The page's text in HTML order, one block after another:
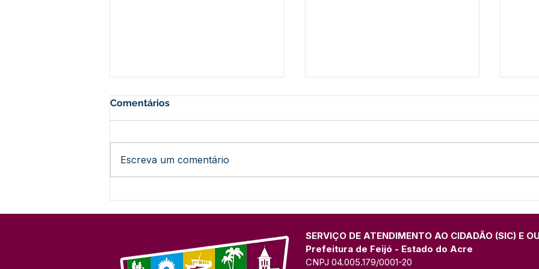
Abril Azul neste sábado
a
Comentários
Escreva um comentário
SERVIÇO DE ATENDIMENTO AO CIDADÃO (SIC) E
Prefeitura de Feijó - Estado do Acre
CNPJ 04.005.179/0001-20